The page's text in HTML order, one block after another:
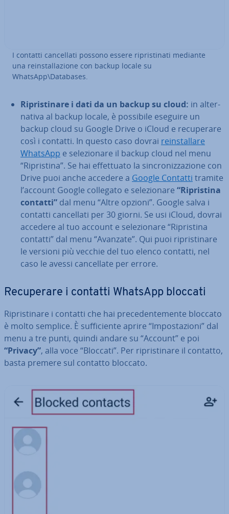
I contatti can­cel­la­ti possono essere ri­pri­sti­na­ti mediante
una rein­stal­la­zio­ne con backup locale su
WhatsApp\Databases.
Ri­pri­sti­na­re i dati da un backup su cloud: in al­ter­
na­ti­va al backup locale, è possibile eseguire un
backup cloud su Google Drive o iCloud e re­cu­pe­ra­re
così i contatti. In questo caso dovrai rein­stal­la­re
WhatsApp e se­le­zio­na­re il backup cloud nel menu
“Ri­pri­sti­na”. Se hai ef­fet­tua­to la sin­cro­niz­za­zio­ne con
Drive puoi anche accedere a Google Contatti tramite
l’account Google collegato e se­le­zio­na­re “Ri­pri­sti­na
contatti” dal menu “Altre opzioni”. Google salva i
contatti can­cel­la­ti per 30 giorni. Se usi iCloud, dovrai
accedere al tuo account e se­le­zio­na­re “Ri­pri­sti­na
contatti” dal menu “Avanzate”. Qui puoi ri­pri­sti­na­re
le versioni più vecchie del tuo elenco contatti, nel
caso le avessi can­cel­la­te per errore.
Re­cu­pe­ra­re i contatti WhatsApp bloccati
Ri­pri­sti­na­re i contatti che hai pre­ce­den­te­men­te bloccato
è molto semplice. È suf­fi­cien­te aprire “Im­po­sta­zio­ni” dal
menu a tre punti, quindi andare su “Account” e poi
“Privacy”, alla voce “Bloccati”. Per ri­pri­sti­na­re il contatto,
basta premere sul contatto bloccato.